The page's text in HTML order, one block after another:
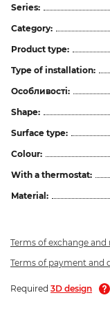
Series:
Category:
Product type:
Type of installation:
Особливості:
Shape:
Surface type:
Colour:
With a thermostat:
Material:
Terms of exchange
Terms of payment and
Required 3D design